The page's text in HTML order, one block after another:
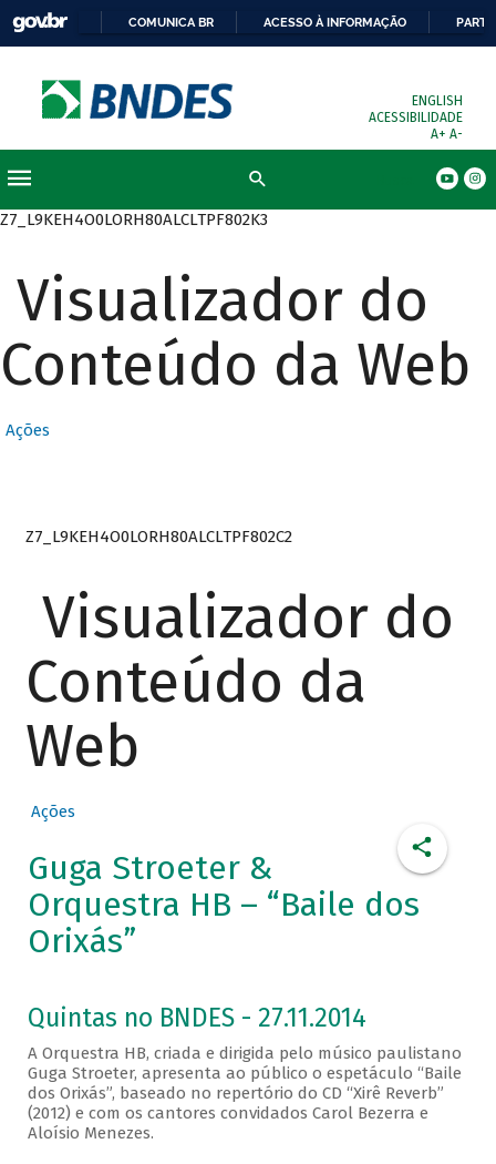
COMUNICA BR ACESSO À INFORMAÇÃO
ENGLISH
ACESSIBILIDADE
A+ A-
Z7_L9KEH4O0LORH80ALCLTPF802K3
Visualizador do
Conteúdo da Web
Ações
Z7_L9KEH4O0LORH80ALCLTPF802C2
Visualizador do
Conteúdo da
Web
Ações
Guga Stroeter &
Orquestra HB – “Baile dos
Orixás”
Quintas no BNDES - 27.11.2014
A Orquestra HB, criada e dirigida pelo músico paulistano
Guga Stroeter, apresenta ao público o espetáculo “Baile
dos Orixás”, baseado no repertório do CD “Xirê Reverb”
(2012) e com os cantores convidados Carol Bezerra e
Aloísio Menezes.